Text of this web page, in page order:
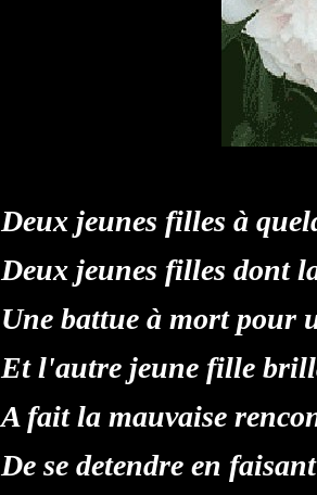
Deux jeunes filles à
Deux jeunes filles dont
Une battue à mort pour
Et l'autre jeune fille
A fait la mauvaise
De se detendre en